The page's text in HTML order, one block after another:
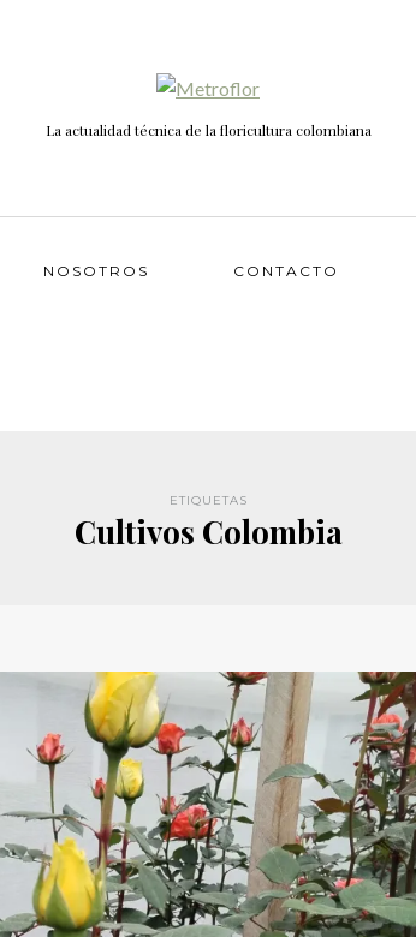
La actualidad técnica de la floricultura colombiana
NOSOTROS CONTACTO
ETIQUETAS
Cultivos Colombia